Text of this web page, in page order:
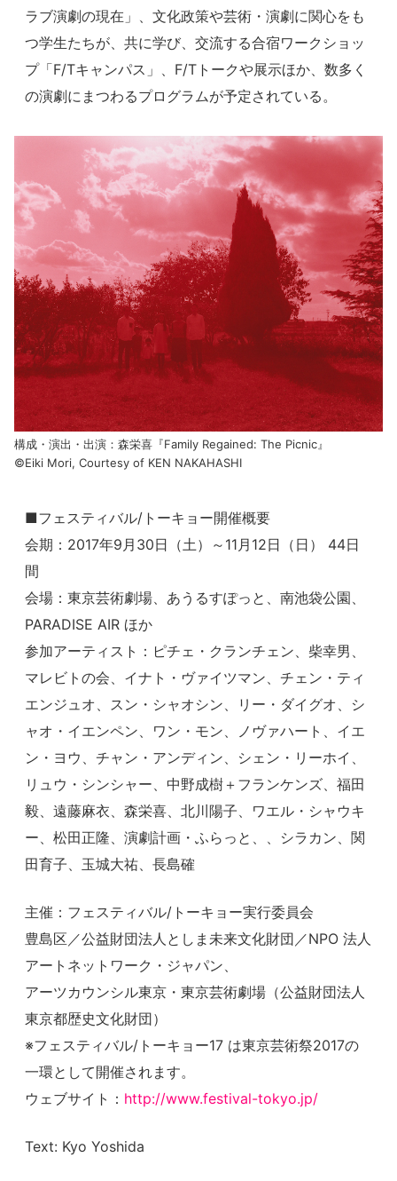
ラブ演劇の現在」、文化政策や芸術・演劇に関心をも
つ学生たちが、共に学び、交流する合宿ワークショッ
プ「F/Tキャンパス」、F/Tトークや展示ほか、数多く
の演劇にまつわるプログラムが予定されている。
構成・演出・出演：森栄喜『Family Regained: The Picnic』
©Eiki Mori, Courtesy of KEN NAKAHASHI
■フェスティバル/トーキョー開催概要
会期：2017年9月30日（土）～11月12日（日） 44日
間
会場：東京芸術劇場、あうるすぽっと、南池袋公園、
PARADISE AIR ほか
参加アーティスト：ピチェ・クランチェン、柴幸男、
マレビトの会、イナト・ヴァイツマン、チェン・ティ
エンジュオ、スン・シャオシン、リー・ダイグオ、シ
ャオ・イエンペン、ワン・モン、ノヴァハート、イエ
ン・ヨウ、チャン・アンディン、シェン・リーホイ、
リュウ・シンシャー、中野成樹＋フランケンズ、福田
毅、遠藤麻衣、森栄喜、北川陽子、ワエル・シャウキ
ー、松田正隆、演劇計画・ふらっと、、シラカン、関
田育子、玉城大祐、長島確
主催：フェスティバル/トーキョー実行委員会
豊島区／公益財団法人としま未来文化財団／NPO 法人
アートネットワーク・ジャパン、
アーツカウンシル東京・東京芸術劇場（公益財団法人
東京都歴史文化財団）
※フェスティバル/トーキョー17 は東京芸術祭2017の
一環として開催されます。
ウェブサイト： http://www.festival-tokyo.jp/
Text: Kyo Yoshida